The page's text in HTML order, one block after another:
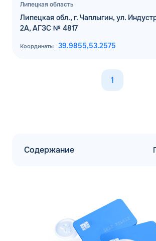
Липецкая область
Липецкая обл., г. Чаплыгин, ул.
2А, АГЗС № 4817
Координаты 39.9855,53.2575
1
Содержание